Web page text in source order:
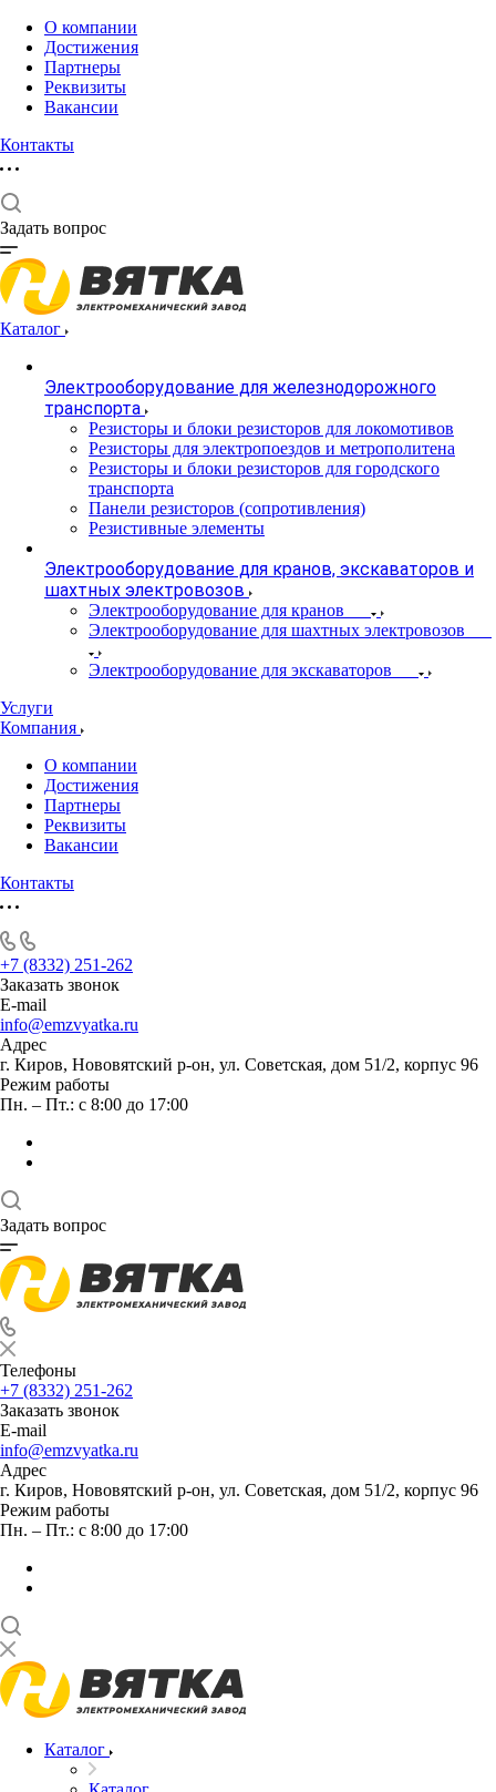
О компании
Достижения
Партнеры
Реквизиты
Вакансии
Контакты
Задать вопрос
Каталог
Электрооборудование для железнодорожного
транспорта
Резисторы и блоки резисторов для локомотивов
Резисторы для электропоездов и метрополитена
Резисторы и блоки резисторов для городского
транспорта
Панели резисторов (сопротивления)
Резистивные элементы
Электрооборудование для кранов, экскаваторов и
шахтных электровозов
Электрооборудование для кранов
Электрооборудование для шахтных электровозов
Электрооборудование для экскаваторов
Услуги
Компания
О компании
Достижения
Партнеры
Реквизиты
Вакансии
Контакты
+7 (8332) 251-262
Заказать звонок
E-mail
info@emzvyatka.ru
Адрес
г. Киров, Нововятский р-он, ул. Советская, дом 51/2, корпус 96
Режим работы
Пн. – Пт.: с 8:00 до 17:00
Задать вопрос
Телефоны
+7 (8332) 251-262
Заказать звонок
E-mail
info@emzvyatka.ru
Адрес
г. Киров, Нововятский р-он, ул. Советская, дом 51/2, корпус 96
Режим работы
Пн. – Пт.: с 8:00 до 17:00
Каталог